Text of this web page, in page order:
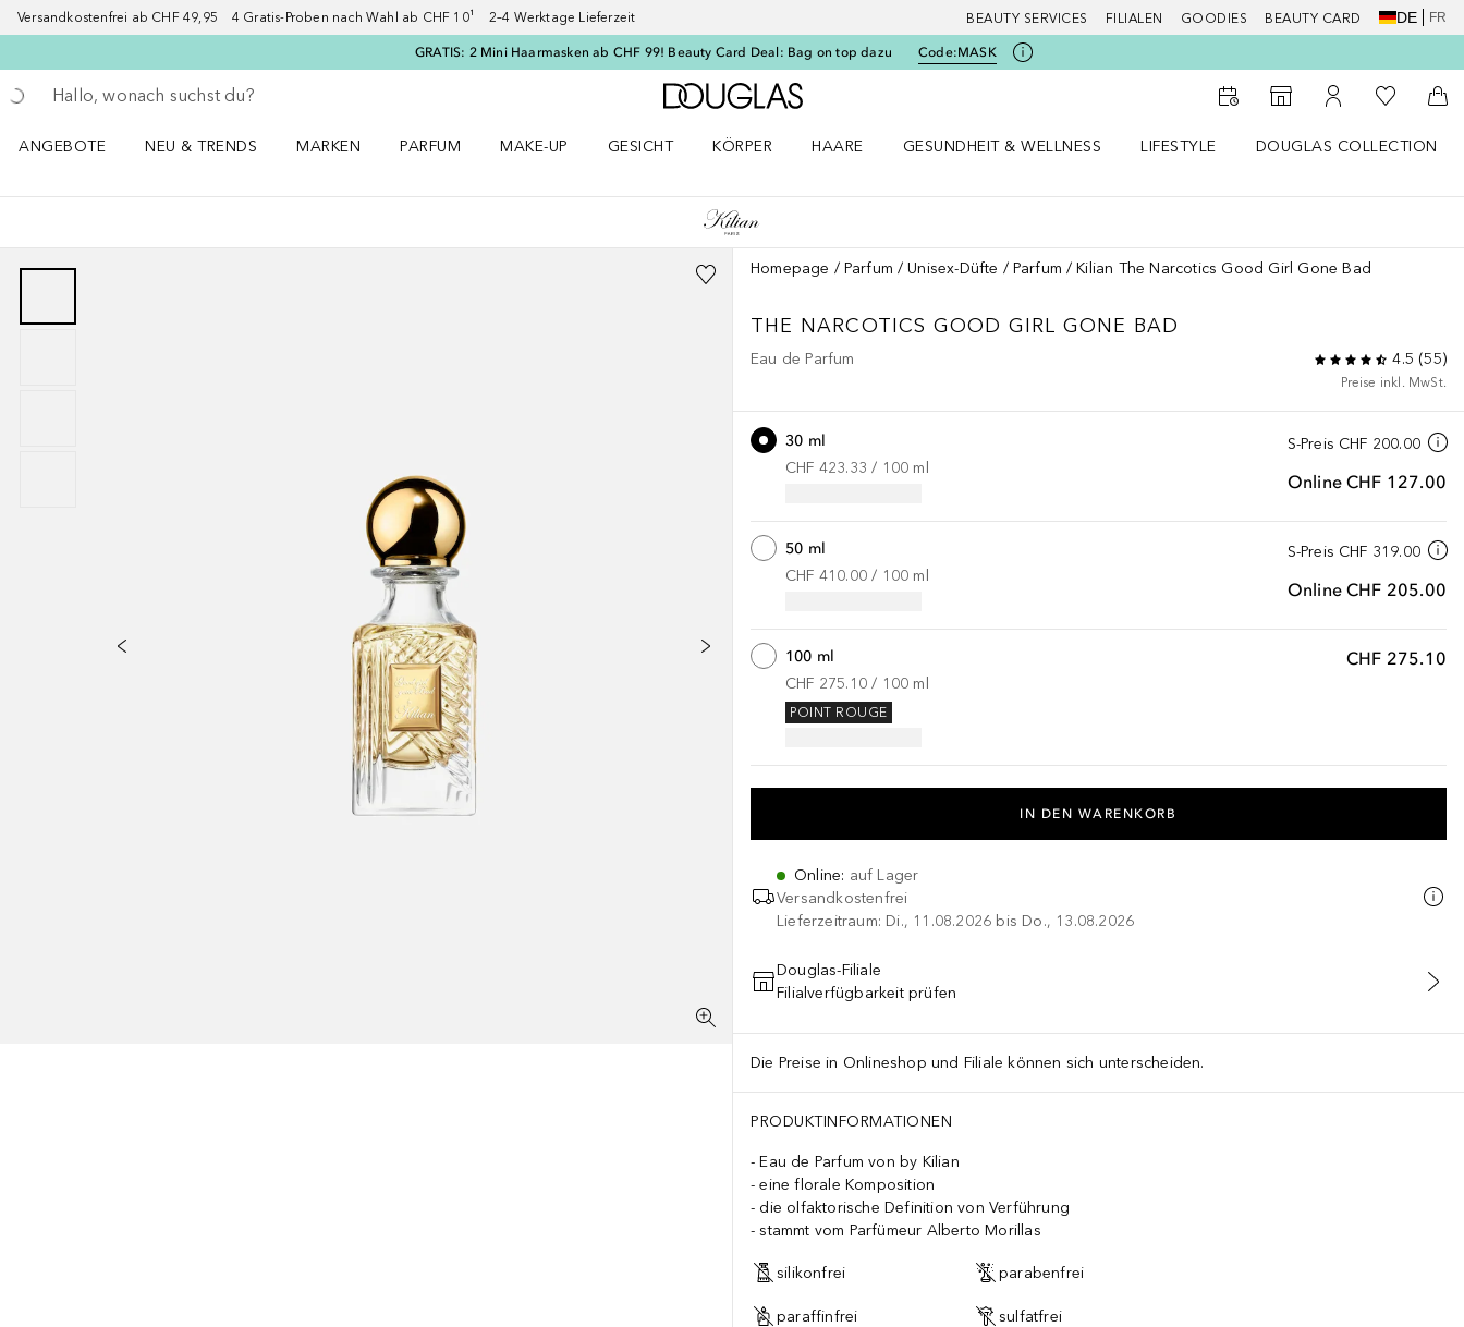
Versandkostenfrei ab CHF 49,95 4 Gratis-Proben nach Wahl ab CHF 10¹ 2–4 Werktage Lieferzeit BEAUTY SERVICES FILIALEN GOODIES BEAUTY CARD DE FR
GRATIS: 2 Mini Haarmasken ab CHF 99! Beauty Card Deal: Bag on top dazu Code:MASK
Gehe zurück
Suche ausführen
Zur Douglas Startseite
Zum Storefinder
Zu Meinem
Zu Meiner
ANGEBOTE
NEU & TRENDS
MARKEN
PARFUM
MAKE-UP
GESICHT
KÖRPER
HAARE
GESUNDHEIT & WELLNESS
LIFESTYLE
DOUGLAS COLLECTION
Homepage Parfum Unisex-Düfte Parfum Kilian The Narcotics Good Girl Gone Bad
THE NARCOTICS GOOD GIRL GONE BAD
Eau de Parfum 4.5 (55)
Preise inkl. MwSt.
S-Preis CHF 200.00
Online CHF 127.00
30 ml
CHF 423.33 / 100 ml
S-Preis CHF 319.00
Online CHF 205.00
50 ml
CHF 410.00 / 100 ml
CHF 275.10
100 ml
CHF 275.10 / 100 ml
POINT ROUGE
IN DEN WARENKORB
Online: auf Lager
Versandkostenfrei
Lieferzeitraum: Di., 11.08.2026 bis Do., 13.08.2026
Douglas-Filiale
Filialverfügbarkeit prüfen
Die Preise in Onlineshop und Filiale können sich unterscheiden.
PRODUKTINFORMATIONEN
Eau de Parfum von by Kilian
eine florale Komposition
die olfaktorische Definition von Verführung
stammt vom Parfümeur Alberto Morillas
silikonfrei parabenfrei
paraffinfrei sulfatfrei